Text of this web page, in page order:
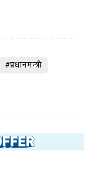
#प्रधानमन्त्री